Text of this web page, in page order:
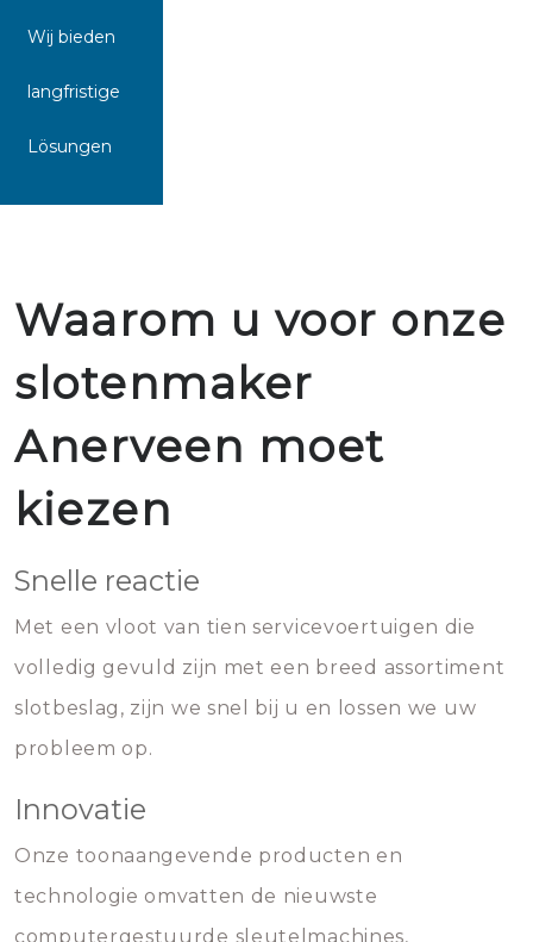
Wij bieden
langfristige
Lösungen
Waarom u voor onze
slotenmaker
Anerveen moet
kiezen
Snelle reactie
Met een vloot van tien servicevoertuigen die
volledig gevuld zijn met een breed assortiment
slotbeslag, zijn we snel bij u en lossen we uw
probleem op.
Innovatie
Onze toonaangevende producten en
technologie omvatten de nieuwste
computergestuurde sleutelmachines,